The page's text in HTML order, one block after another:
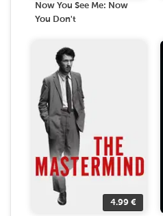
Now You See Me: Now
You Don't
4.99 €